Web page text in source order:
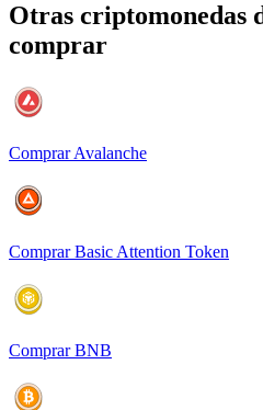
Otras criptomonedas
comprar
Comprar Avalanche
Comprar Basic Attention Token
Comprar BNB